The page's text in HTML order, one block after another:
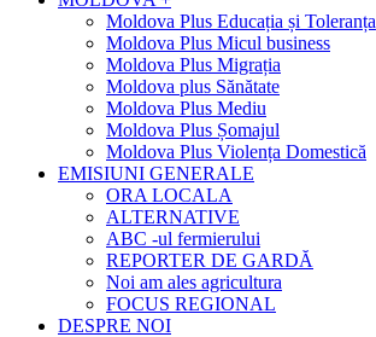
Moldova Plus Educația și Toleranța
Moldova Plus Micul business
Moldova Plus Migrația
Moldova plus Sănătate
Moldova Plus Mediu
Moldova Plus Șomajul
Moldova Plus Violența Domestică
EMISIUNI GENERALE
ORA LOCALA
ALTERNATIVE
ABC -ul fermierului
REPORTER DE GARDĂ
Noi am ales agricultura
FOCUS REGIONAL
DESPRE NOI